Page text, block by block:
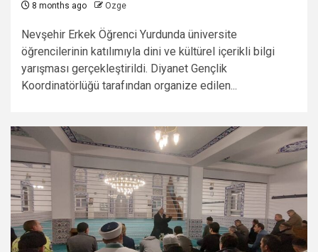
8 months ago Ozge
Nevşehir Erkek Öğrenci Yurdunda üniversite
öğrencilerinin katılımıyla dini ve kültürel içerikli bilgi
yarışması gerçekleştirildi. Diyanet Gençlik
Koordinatörlüğü tarafından organize edilen...